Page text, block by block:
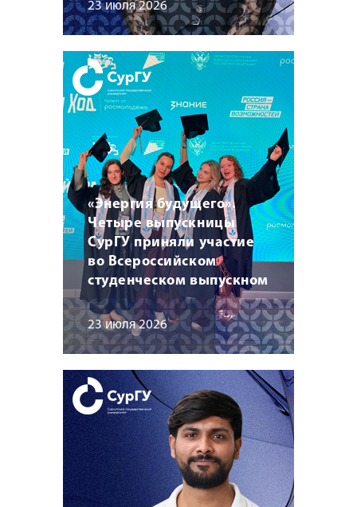
23 июля 2026
«Энергия будущего».
Четыре выпускницы
СурГУ приняли участие
во Всероссийском
студенческом выпускном
23 июля 2026